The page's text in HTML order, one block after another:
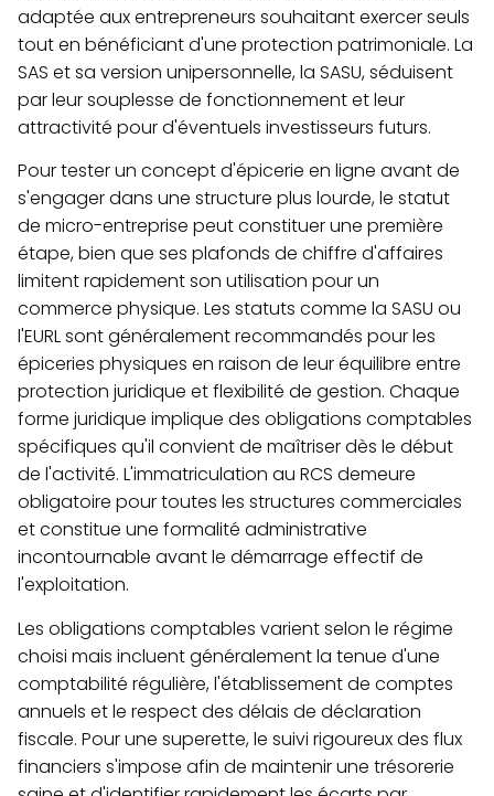
adaptée aux entrepreneurs souhaitant exercer seuls
tout en bénéficiant d'une protection patrimoniale. La
SAS et sa version unipersonnelle, la SASU, séduisent
par leur souplesse de fonctionnement et leur
attractivité pour d'éventuels investisseurs futurs.
Pour tester un concept d'épicerie en ligne avant de
s'engager dans une structure plus lourde, le statut
de micro-entreprise peut constituer une première
étape, bien que ses plafonds de chiffre d'affaires
limitent rapidement son utilisation pour un
commerce physique. Les statuts comme la SASU ou
l'EURL sont généralement recommandés pour les
épiceries physiques en raison de leur équilibre entre
protection juridique et flexibilité de gestion. Chaque
forme juridique implique des obligations comptables
spécifiques qu'il convient de maîtriser dès le début
de l'activité. L'immatriculation au RCS demeure
obligatoire pour toutes les structures commerciales
et constitue une formalité administrative
incontournable avant le démarrage effectif de
l'exploitation.
Les obligations comptables varient selon le régime
choisi mais incluent généralement la tenue d'une
comptabilité régulière, l'établissement de comptes
annuels et le respect des délais de déclaration
fiscale. Pour une superette, le suivi rigoureux des flux
financiers s'impose afin de maintenir une trésorerie